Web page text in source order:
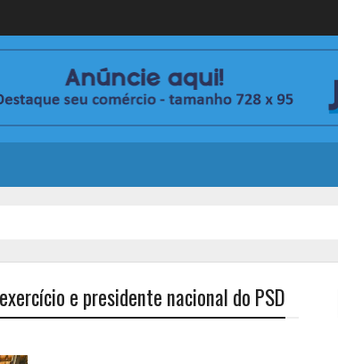
e presidente nacional do PSD